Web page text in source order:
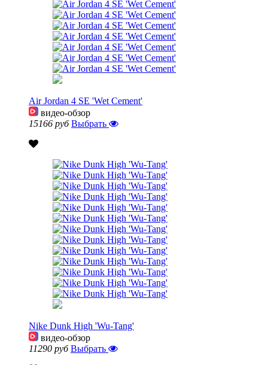
Air Jordan 4 SE 'Wet Cement'
видео-обзор
15166 руб Выбрать
Nike Dunk High 'Wu-Tang'
видео-обзор
11290 руб Выбрать